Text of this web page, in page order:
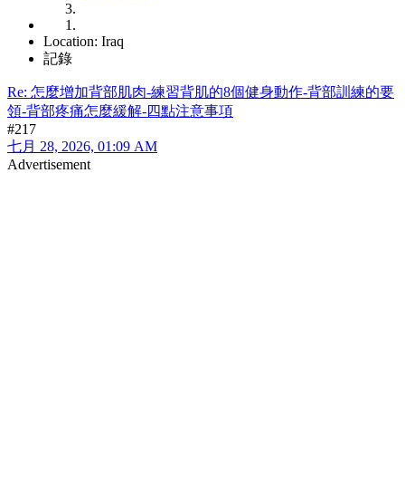
Location: Iraq
記錄
Re: 怎麼增加背部肌肉-練習背肌的8個健身動作-背部訓練的要
領-背部疼痛怎麼緩解-四點注意事項
#217
七月 28, 2026, 01:09 AM
Advertisement